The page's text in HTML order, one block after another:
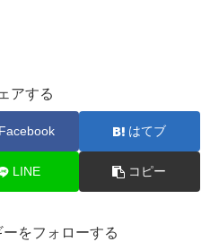
アする
Facebook はてブ
LINE コピー
をフォローする